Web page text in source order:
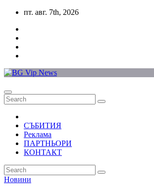
Skip
content
пт. авг. 7th, 2026
СЪБИТИЯ
Реклама
ПАРТНЬОРИ
КОНТАКТ
Новини